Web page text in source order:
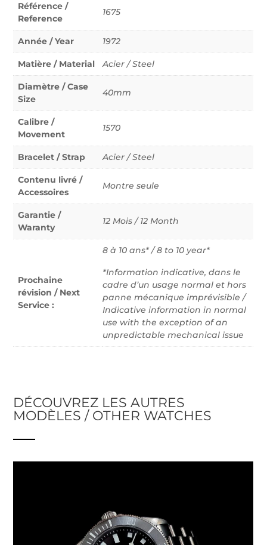
Référence /
Reference
1675
Année / Year 1972
Matière / Material Acier / Steel
Diamètre / Case
Size
40mm
Calibre /
Movement
1570
Bracelet / Strap Acier / Steel
Contenu livré /
Accessoires
Montre seule
Garantie /
Waranty
12 Mois / 12 Month
Prochaine
révision / Next
Service :
8 à 10 ans* / 8 to 10 year*
*Information indicative, dans le
cadre d’un usage normal et hors
panne mécanique imprévisible /
Indicative information in normal
use with the exception of an
unpredictable mechanical issue
DÉCOUVREZ LES AUTRES
MODÈLES / OTHER WATCHES